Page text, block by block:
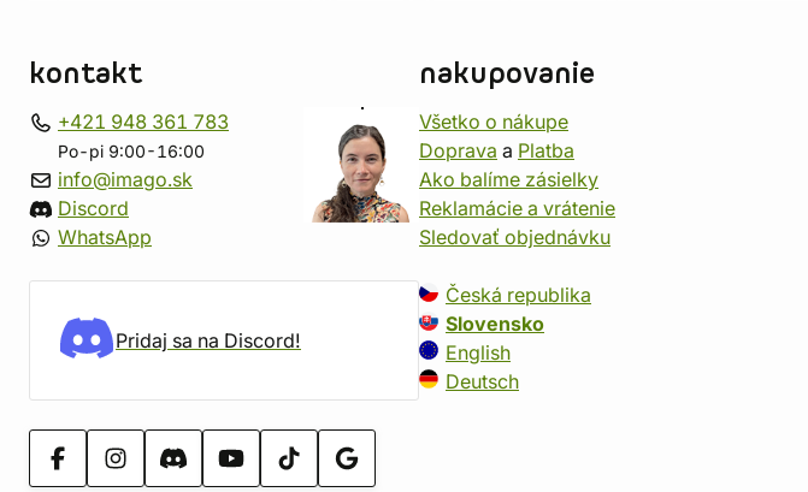
kontakt
+421 948 361 783
Po-pi 9:00-16:00
info@imago.sk
Discord
WhatsApp
Pridaj sa na Discord!
nakupovanie
Všetko o nákupe
Doprava a Platba
Ako balíme zásielky
Reklamácie a vrátenie
Sledovať objednávku
Česká republika
Slovensko
English
Deutsch